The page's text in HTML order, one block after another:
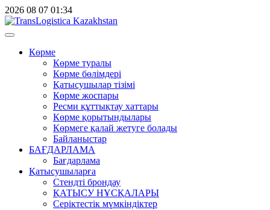
2026 08 07 01:34
Көрме
Көрме туралы
Көрме бөлімдері
Қатысушылар тізімі
Көрме жоспары
Ресми құттықтау хаттары
Көрме қорытындылары
Көрмеге қалай жетуге болады
Байланыстар
БАҒДАРЛАМА
Бағдарлама
Қатысушыларға
Стендті брондау
ҚАТЫСУ НҰСҚАЛАРЫ
Серіктестік мүмкіндіктер